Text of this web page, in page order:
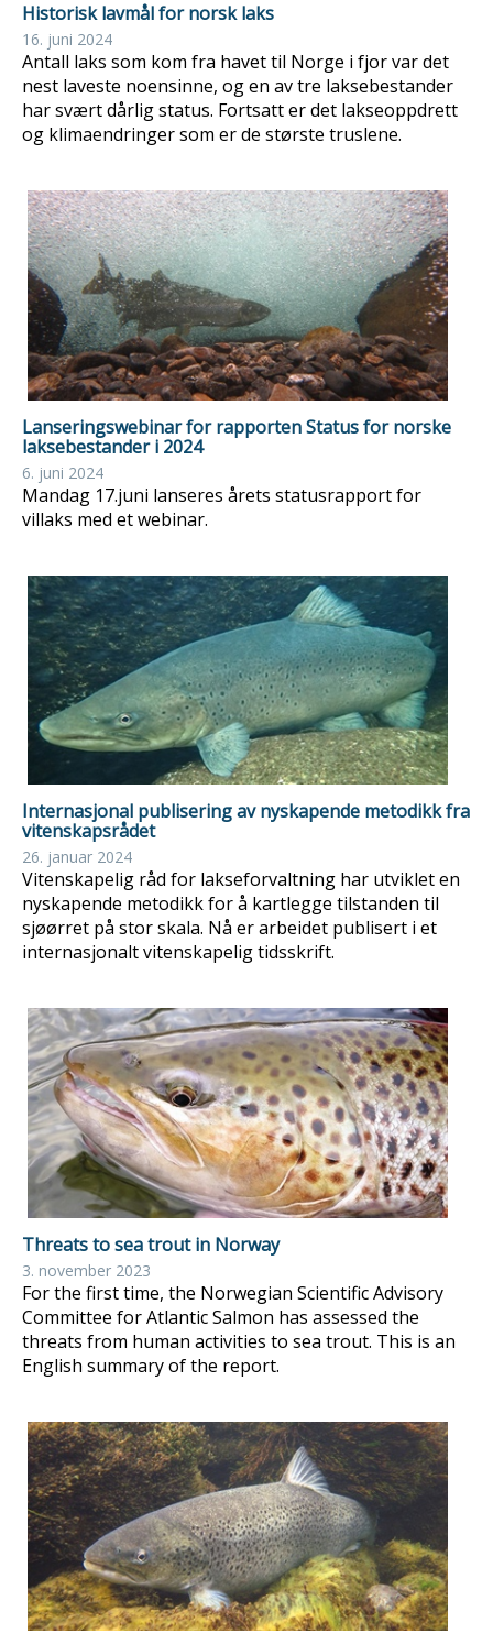
Historisk lavmål for norsk laks
16. juni 2024
Antall laks som kom fra havet til Norge i fjor var det
nest laveste noensinne, og en av tre laksebestander
har svært dårlig status. Fortsatt er det lakseoppdrett
og klimaendringer som er de største truslene.
Lanseringswebinar for rapporten Status for norske
laksebestander i 2024
6. juni 2024
Mandag 17.juni lanseres årets statusrapport for
villaks med et webinar.
Internasjonal publisering av nyskapende metodikk fra
vitenskapsrådet
26. januar 2024
Vitenskapelig råd for lakseforvaltning har utviklet en
nyskapende metodikk for å kartlegge tilstanden til
sjøørret på stor skala. Nå er arbeidet publisert i et
internasjonalt vitenskapelig tidsskrift.
Threats to sea trout in Norway
3. november 2023
For the first time, the Norwegian Scientific Advisory
Committee for Atlantic Salmon has assessed the
threats from human activities to sea trout. This is an
English summary of the report.